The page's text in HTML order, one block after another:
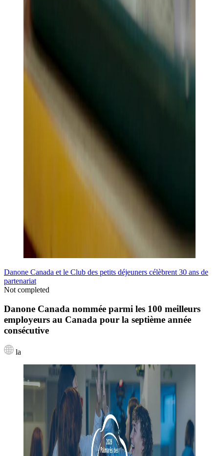
Danone Canada et le Club des petits déjeuners célèbrent 30 ans de
partenariat
Not completed
Danone Canada nommée parmi les 100 meilleurs
employeurs au Canada pour la septième année
consécutive
la